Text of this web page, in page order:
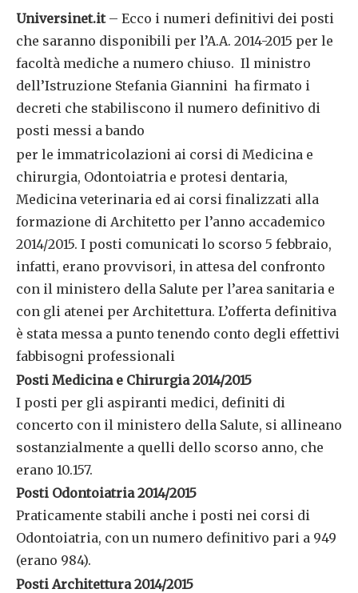
Universinet.it– Ecco i numeri definitivi dei posti
che saranno disponibili per l’A.A. 2014-2015 per le
facoltà mediche a numero chiuso. Il ministro
dell’Istruzione Stefania Giannini ha firmato i
decreti che stabiliscono il numero definitivo di
posti messi a bando
per le immatricolazioni ai corsi di Medicina e
chirurgia, Odontoiatria e protesi dentaria,
Medicina veterinaria ed ai corsi finalizzati alla
formazione di Architetto per l’anno accademico
2014/2015. I posti comunicati lo scorso 5 febbraio,
infatti, erano provvisori, in attesa del confronto
con il ministero della Salute per l’area sanitaria e
con gli atenei per Architettura. L’offerta definitiva
è stata messa a punto tenendo conto degli effettivi
fabbisogni professionali
Posti Medicina e Chirurgia 2014/2015
I posti per gli aspiranti medici, definiti di
concerto con il ministero della Salute, si allineano
sostanzialmente a quelli dello scorso anno, che
erano 10.157.
Posti Odontoiatria 2014/2015
Praticamente stabili anche i posti nei corsi di
Odontoiatria, con un numero definitivo pari a 949
(erano 984).
Posti Architettura 2014/2015